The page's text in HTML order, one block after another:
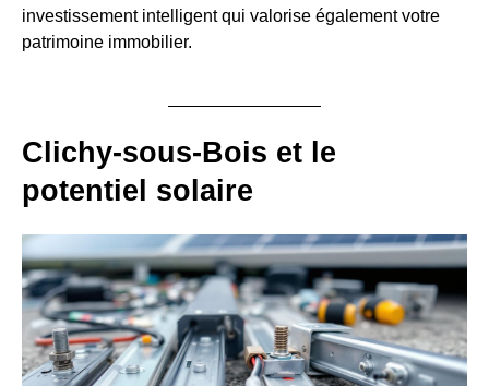
investissement intelligent qui valorise également votre
patrimoine immobilier.
Clichy-sous-Bois et le
potentiel solaire